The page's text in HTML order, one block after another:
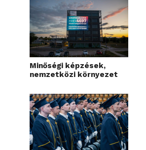
Minőségi képzések,
nemzetközi környezet